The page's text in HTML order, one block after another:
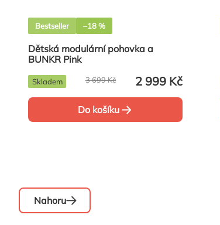
Bestseller –18 %
Dětská modulární pohovka a
BUNKR Pink
2 999 Kč
3 699 Kč
Skladem
Do košíku
Ovládací
Nahoru